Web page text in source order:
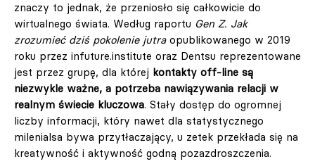
znaczy to jednak, że przeniosło się całkowicie do
wirtualnego świata. Według raportu Gen Z. Jak
zrozumieć dziś pokolenie jutraopublikowanego w 2019
roku przez infuture.institute oraz Dentsu reprezentowane
jest przez grupę, dla której kontakty off-line są
niezwykle ważne, a potrzeba nawiązywania relacji w
realnym świecie kluczowa. Stały dostęp do ogromnej
liczby informacji, który nawet dla statystycznego
milenialsa bywa przytłaczający, u zetek przekłada się na
kreatywność i aktywność godną pozazdroszczenia.